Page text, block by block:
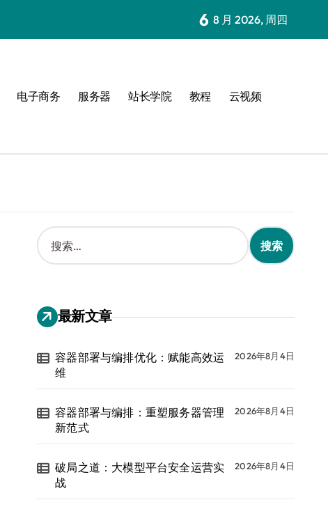
6 8 月 2026, 周四
电子商务 服务器 站长学院 教程 云视频
搜
索
：
最新文章
容器部署与编排优化：赋能高效运
维
2026年8月4日
容器部署与编排：重塑服务器管理
新范式
2026年8月4日
破局之道：大模型平台安全运营实
战
2026年8月4日